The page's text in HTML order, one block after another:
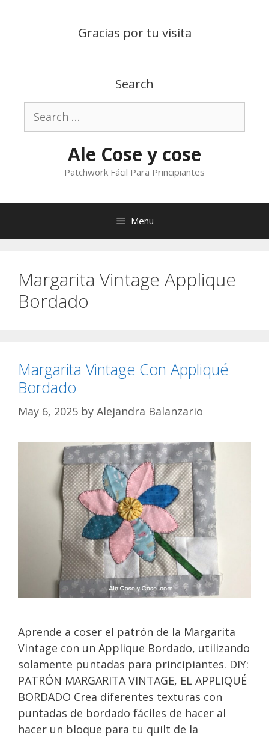
Gracias por tu visita
Search
Search
for:
Ale Cose y cose
Patchwork Fácil Para Principiantes
Menu
Margarita Vintage Applique
Bordado
Margarita Vintage Con Appliqué
Bordado
May 6, 2025 by Alejandra Balanzario
Aprende a coser el patrón de la Margarita
Vintage con un Applique Bordado, utilizando
solamente puntadas para principiantes. DIY:
PATRÓN MARGARITA VINTAGE, EL APPLIQUÉ
BORDADO Crea diferentes texturas con
puntadas de bordado fáciles de hacer al
hacer un bloque para tu quilt de la